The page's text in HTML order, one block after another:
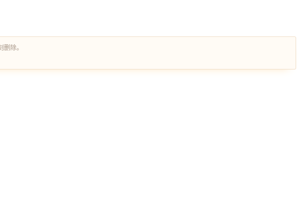
除。